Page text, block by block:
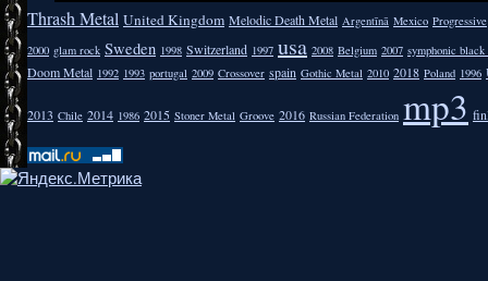
Thrash Metal United Kingdom Melodic Death Metal Argentīnā Mexico Progressive
2000 glam rock Sweden 1998 Switzerland 1997 usa 2008 Belgium 2007 symphonic
Doom Metal 1992 1993 portugal 2009 Crossover spain Gothic Metal 2010 2018 Poland 1996
2013 Chile 2014 1986 2015 Stoner Metal Groove 2016 Russian Federation mp3